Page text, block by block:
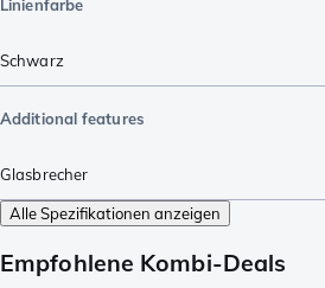
Linienfarbe
Schwarz
Additional features
Glasbrecher
Alle Spezifikationen anzeigen
Empfohlene Kombi-Deals